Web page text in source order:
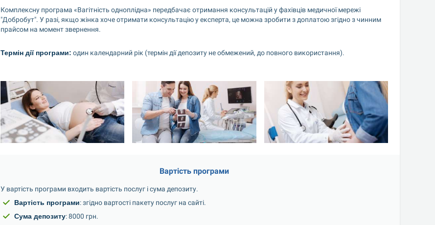
Комплексну програма «Вагітність одноплідна» передбачає отримання консультацій у фахівців медичної мережі
"Добробут". У разі, якщо жінка хоче отримати консультацію у експерта, це можна зробити з доплатою згідно з чинним
прайсом на момент звернення.
Термін дії програми: один календарний рік (термін дії депозиту не обмежений, до повного використання).
Вартість програми
У вартість програми входить вартість послуг і сума депозиту.
Вартість програми: згідно вартості пакету послуг на сайті.
Сума депозиту: 8000 грн.